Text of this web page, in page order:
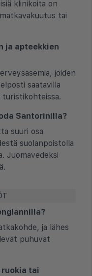
klinikoita on
tai
ja apteekkien
joiden
saatavilla
turistikohteissa.
Santorinilla?
suuri osa
suolanpoistolla
Juomavedeksi
ja lähes
puhuvat
tai